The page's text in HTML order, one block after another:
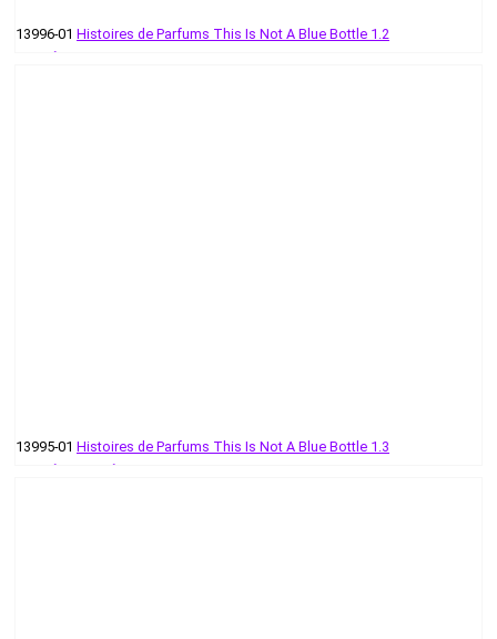
13996-01 Histoires de Parfums This Is Not A Blue Bottle 1.2
55 руб
13995-01 Histoires de Parfums This Is Not A Blue Bottle 1.3
55 руб - 512 руб